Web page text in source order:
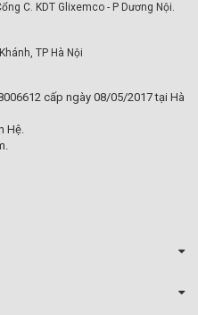
C. KDT Glixemco - P Dương Nội.
TP Hà Nội
cấp ngày 08/05/2017 tại Hà
Hệ.